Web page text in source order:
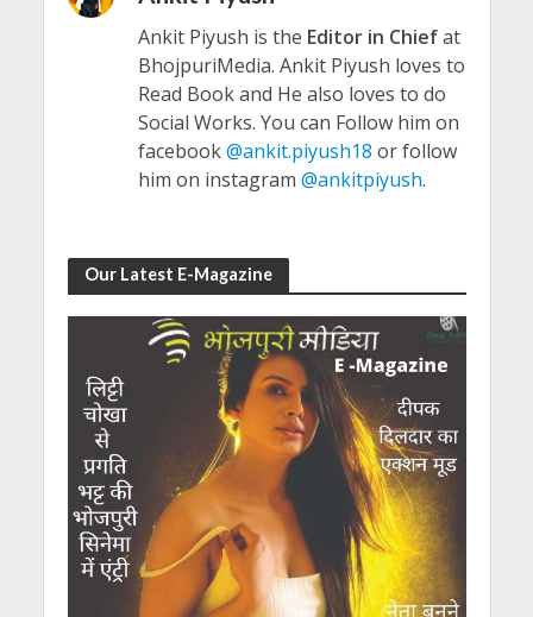
Ankit Piyush is the Editor in Chiefat
BhojpuriMedia. Ankit Piyush loves to
Read Book and He also loves to do
Social Works. You can Follow him on
facebook@ankit.piyush18 or follow
him on instagram @ankitpiyush.
Our Latest E-Magazine